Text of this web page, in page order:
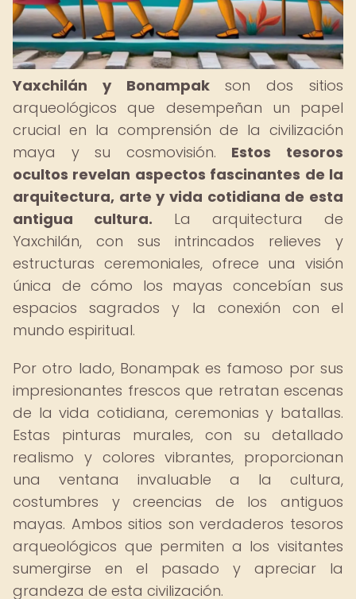
Yaxchilán y Bonampakson dos sitios
arqueológicos que desempeñan un papel
crucial en la comprensión de la civilización
maya y su cosmovisión. Estos tesoros
ocultos revelan aspectos fascinantes de la
arquitectura, arte y vida cotidiana de esta
antigua cultura. La arquitectura de
Yaxchilán, con sus intrincados relieves y
estructuras ceremoniales, ofrece una visión
única de cómo los mayas concebían sus
espacios sagrados y la conexión con el
mundo espiritual.
Por otro lado, Bonampak es famoso por sus
impresionantes frescos que retratan escenas
de la vida cotidiana, ceremonias y batallas.
Estas pinturas murales, con su detallado
realismo y colores vibrantes, proporcionan
una ventana invaluable a la cultura,
costumbres y creencias de los antiguos
mayas. Ambos sitios son verdaderos tesoros
arqueológicos que permiten a los visitantes
sumergirse en el pasado y apreciar la
grandeza de esta civilización.